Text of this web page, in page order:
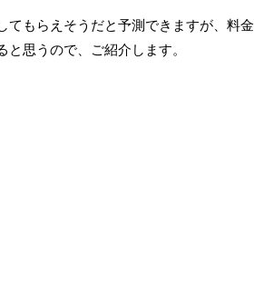
もらえそうだと予測できますが、料金
思うので、ご紹介します。